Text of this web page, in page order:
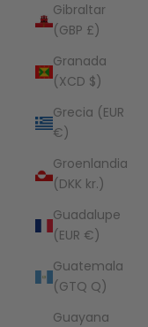
Gibraltar
(GBP £)
Granada
(XCD $)
Grecia (EUR
€)
Groenlandia
(DKK kr.)
Guadalupe
(EUR €)
Guatemala
(GTQ Q)
Guayana